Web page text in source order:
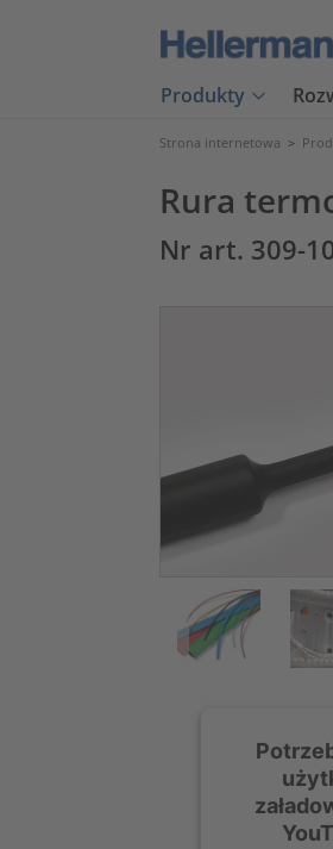
Produkty
Strona internetowa >
Rura
Nr art. 309-